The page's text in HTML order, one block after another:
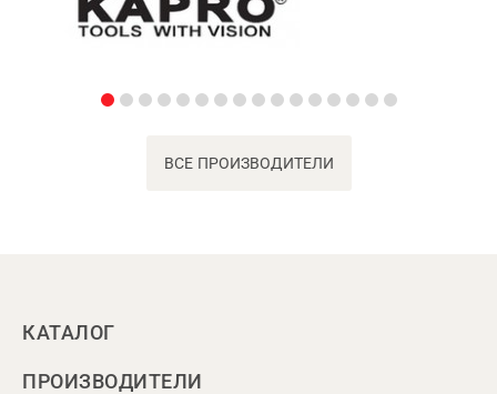
ВСЕ ПРОИЗВОДИТЕЛИ
КАТАЛОГ
ПРОИЗВОДИТЕЛИ